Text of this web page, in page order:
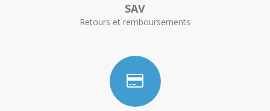
SAV
Retours et remboursements